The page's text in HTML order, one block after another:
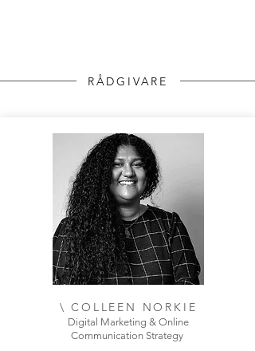
RÅDGIVARE
\ COLLEEN NORKIE
Digital Marketing & Online
Communication Strategy